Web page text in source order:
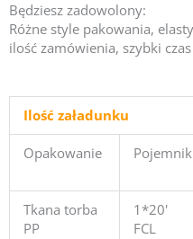
Będziesz zadowolony:
Różne style pakowania,
ilość zamówienia, szybki
Ilość załadunku
Opakowanie Pojemnik
Tkana torba
PP
1*20'
FCL